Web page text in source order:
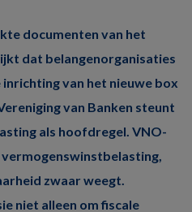
documenten van het
dat belangenorganisaties
van het nieuwe box
van Banken steunt
als hoofdregel. VNO-
zwaar weegt.
niet alleen om fiscale